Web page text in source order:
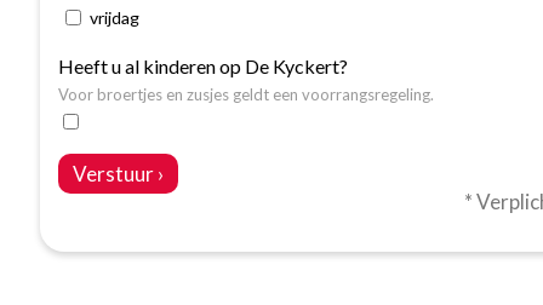
vrijdag
Heeft u al kinderen op De Kyckert?
Voor broertjes en zusjes geldt een voorrangsregeling.
Verstuur ›
*